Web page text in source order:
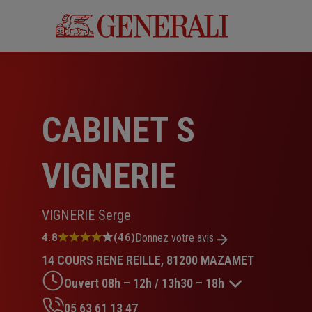
CABINET S
VIGNERIE
VIGNERIE Serge
Note
4.8
sur
5
étoiles
4.8 (46)Donnez votre avis
14 COURS RENE REILLE, 81200 MAZAMET
Ouvert 08h – 12h / 13h30 – 18h
05 63 61 13 47